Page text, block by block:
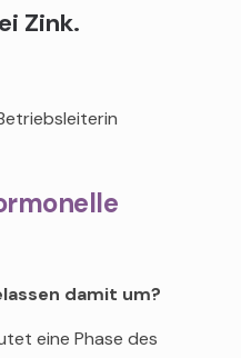
Zink.
damit um?
eine Phase des